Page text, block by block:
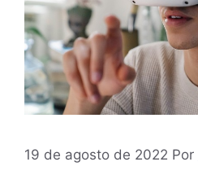
19 de agosto de 2022 Por